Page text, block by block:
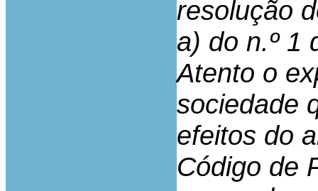
resolução
a) do n.º 1
Atento o
sociedade
efeitos do
Código de